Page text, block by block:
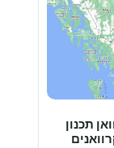
עם קרוואן תכנון